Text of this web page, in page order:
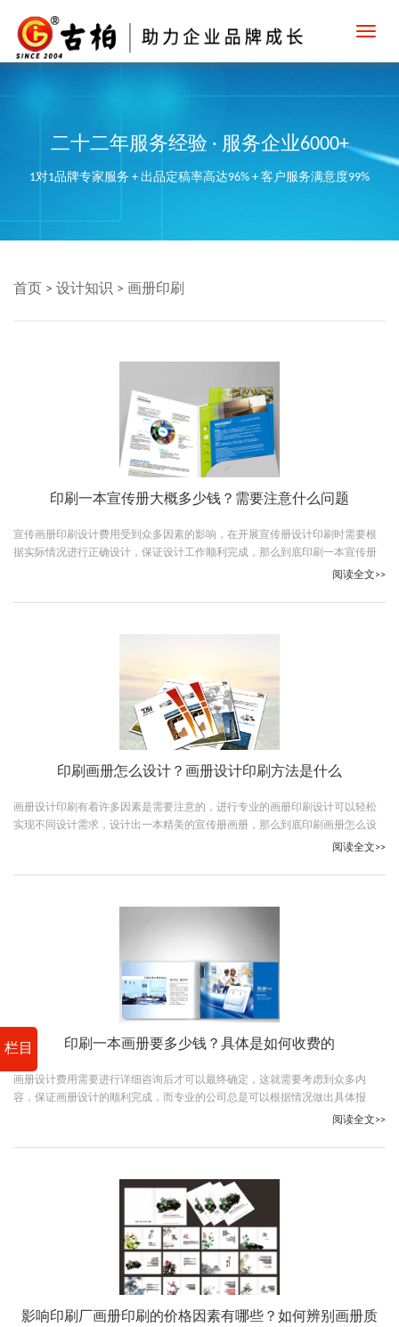
二十二年服务经验 · 服务企业6000+
1对1品牌专家服务 + 出品定稿率高达96% + 客户服务满意度99%
栏目
首页 > 设计知识 > 画册印刷
印刷一本宣传册大概多少钱？需要注意什么问题
宣传画册印刷设计费用受到众多因素的影响，在开展宣传册设计印刷时需要根
据实际情况进行正确设计，保证设计工作顺利完成，那么到底印刷一本宣传册
阅读全文>>
印刷画册怎么设计？画册设计印刷方法是什么
画册设计印刷有着许多因素是需要注意的，进行专业的画册印刷设计可以轻松
实现不同设计需求，设计出一本精美的宣传册画册，那么到底印刷画册怎么设
阅读全文>>
印刷一本画册要多少钱？具体是如何收费的
画册设计费用需要进行详细咨询后才可以最终确定，这就需要考虑到众多内
容，保证画册设计的顺利完成，而专业的公司总是可以根据情况做出具体报
阅读全文>>
影响印刷厂画册印刷的价格因素有哪些？如何辨别画册质